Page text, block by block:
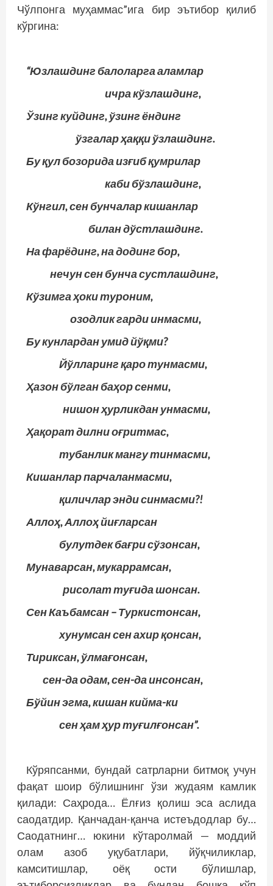
Чўлпонга муҳаммас”ига бир эътибор қилиб
кўргина:
“Юзлашдинг балоларга аламлар
ичра кўзлашдинг,
Ўзинг куйдинг, ўзинг ёндинг
ўзгалар ҳаққи ўзлашдинг.
Бу қул бозорида изғиб қумрилар
каби бўзлашдинг,
Кўнгил, сен бунчалар кишанлар
билан дўстлашдинг.
На фарёдинг, на додинг бор,
нечун сен бунча сустлашдинг,
Кўзимга ҳоки туроним,
озодлик гарди инмасми,
Бу кунлардан умид йўқми?
Йўлларинг қаро тунмасми,
Ҳазон бўлган баҳор сенми,
нишон ҳурликдан унмасми,
Ҳақорат дилни оғритмас,
тубанлик мангу тинмасми,
Кишанлар парчаланмасми,
қиличлар энди синмасми?!
Аллоҳ, Аллоҳ йиғларсан
булутдек бағри сўзонсан,
Мунаварсан, мукаррамсан,
рисолат туғида шонсан.
Сен Каъбамсан – Туркистонсан,
хунумсан сен ахир қонсан,
Тириксан, ўлмағонсан,
сен-да одам, сен-да инсонсан,
Бўйин эгма, кишан кийма-ки
сен ҳам ҳур туғилғонсан”.
Кўряпсанми, бундай сатрларни битмоқ учун
фақат шоир бўлишнинг ўзи жудаям камлик
қилади: Саҳрода… Ёлғиз қолиш эса аслида
саодатдир. Қанчадан-қанча истеъдодлар бу…
Саодатнинг… юкини кўтаролмай — моддий
олам азоб уқубатлари, йўқчиликлар,
камситишлар, оёқ ости бўлишлар,